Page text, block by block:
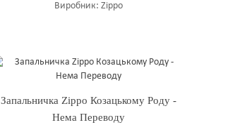
Виробник: Zippo
Запальничка Zippo Козацькому Роду -
Нема Переводу